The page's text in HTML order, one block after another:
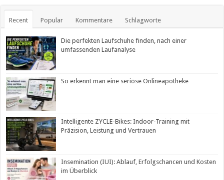
Recent Popular Kommentare Schlagworte
Die perfekten Laufschuhe finden, nach einer
umfassenden Laufanalyse
So erkennt man eine seriöse Onlineapotheke
Intelligente ZYCLE-Bikes: Indoor-Training mit
Präzision, Leistung und Vertrauen
Insemination (IUI): Ablauf, Erfolgschancen und Kosten
im Überblick